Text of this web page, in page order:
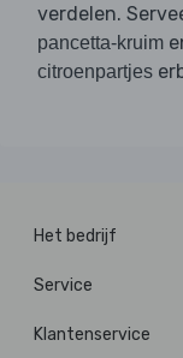
verdelen.
pancetta-kruim
citroenpartjes
Het bedrijf
Service
Klantenservice